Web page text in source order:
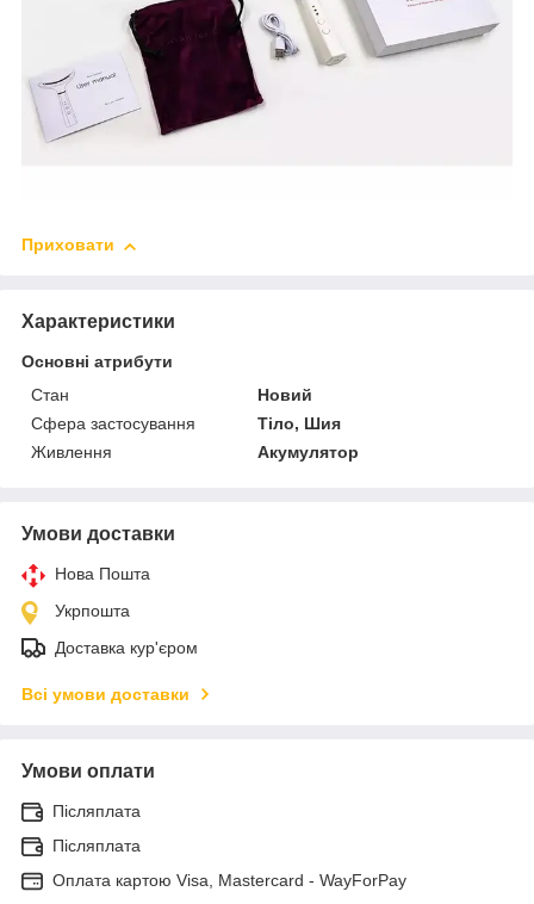
Приховати
Характеристики
Основні атрибути
Стан
Новий
Сфера застосування
Тіло, Шия
Живлення
Акумулятор
Умови доставки
Нова Пошта
Укрпошта
Доставка кур'єром
Всі умови доставки
Умови оплати
Післяплата
Післяплата
Оплата картою Visa, Mastercard - WayForPay